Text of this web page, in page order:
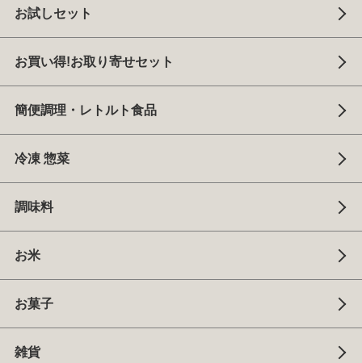
お試しセット
お買い得!お取り寄せセット
簡便調理・レトルト食品
冷凍 惣菜
調味料
お米
お菓子
雑貨